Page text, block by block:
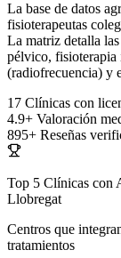
La base de datos
fisioterapeutas
La matriz detalla
pélvico, fisioterapia
(radiofrecuencia) y
17 Clínicas con
4.9+ Valoración
895+ Reseñas
Top 5 Clínicas con
Llobregat
Centros que
tratamientos